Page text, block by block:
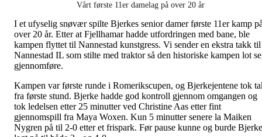
Vårt første 11er damelag på over 20 år
I et ufyselig snøvær spilte Bjerkes senior damer første 11er kamp
over 20 år. Etter at Fjellhamar hadde utfordringen med bane, ble
kampen flyttet til Nannestad kunstgress. Vi sender en ekstra takk til
Nannestad IL som stilte med traktor så den historiske kampen lot
gjennomføre.
Kampen var første runde i Romerikscupen, og Bjerkejentene tok
fra første stund. Bjerke hadde god kontroll gjennom omgangen og
tok ledelsen etter 25 minutter ved Christine Aas etter fint
gjennomspill fra Maya Woxen. Kun 5 minutter senere la Maiken
Nygren på til 2-0 etter et frispark. Før pause kunne og burde Bjerke